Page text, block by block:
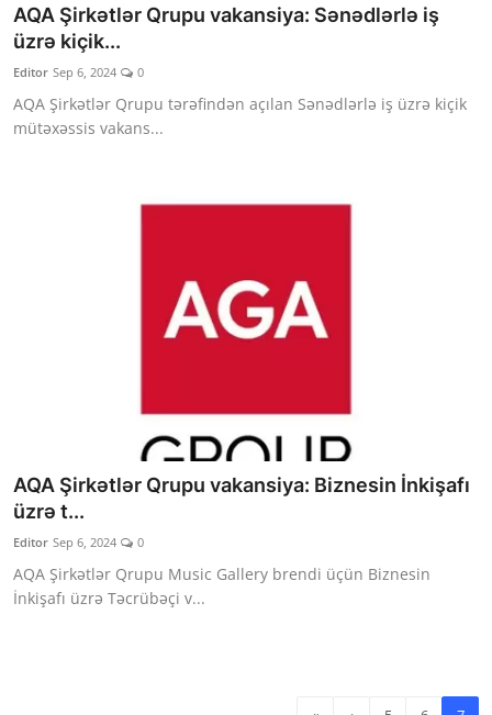
AQA Şirkətlər Qrupu vakansiya: Sənədlərlə iş
üzrə kiçik...
Editor Sep 6, 2024 0
AQA Şirkətlər Qrupu tərəfindən açılan Sənədlərlə iş üzrə kiçik
mütəxəssis vakans...
AQA Şirkətlər Qrupu vakansiya: Biznesin İnkişafı
üzrə t...
Editor Sep 6, 2024 0
AQA Şirkətlər Qrupu Music Gallery brendi üçün Biznesin
İnkişafı üzrə Təcrübəçi v...